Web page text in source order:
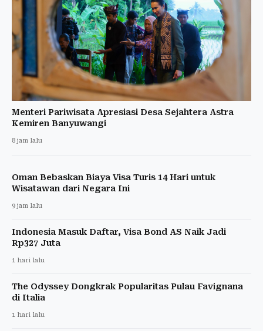
Menteri Pariwisata Apresiasi Desa Sejahtera Astra
Kemiren Banyuwangi
8 jam lalu
Oman Bebaskan Biaya Visa Turis 14 Hari untuk
Wisatawan dari Negara Ini
9 jam lalu
Indonesia Masuk Daftar, Visa Bond AS Naik Jadi
Rp327 Juta
1 hari lalu
The Odyssey Dongkrak Popularitas Pulau Favignana
di Italia
1 hari lalu